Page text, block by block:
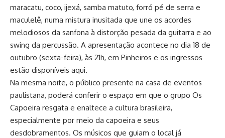
maracatu, coco, ijexá, samba matuto, forró pé de serra e
maculelê, numa mistura inusitada que une os acordes
melodiosos da sanfona à distorção pesada da guitarra e ao
swing da percussão. A apresentação acontece no dia 18 de
outubro (sexta-feira), às 21h, em Pinheiros e os ingressos
estão disponíveis aqui.
Na mesma noite, o público presente na casa de eventos
paulistana, poderá conferir o espaço em que o grupo Os
Capoeira resgata e enaltece a cultura brasileira,
especialmente por meio da capoeira e seus
desdobramentos. Os músicos que guiam o local já